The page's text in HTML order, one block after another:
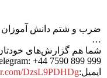
ضرب و شتم دانش آموزان
…
شما هم گزارش‌های
+44 7590 899 999⁣
ایمیل:DzsL9PDHDg